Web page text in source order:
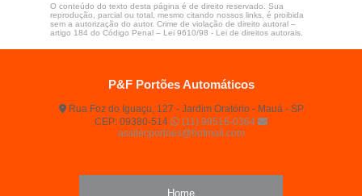
O conteúdo do texto desta página é de direito reservado. Sua
reprodução, parcial ou total, mesmo citando nossos links, é proibida
sem a autorização do autor. Crime de violação de direito autoral –
artigo 184 do Código Penal – Lei 9610/98 - Lei de direitos autorais.
P&F Portões Automáticos
Rua Foz do Iguaçu, 127 - Jardim Oratório - Mauá - SP
CEP: 09380-514
(11) 99516-0364
assitecportoes@hotmail.com
Home